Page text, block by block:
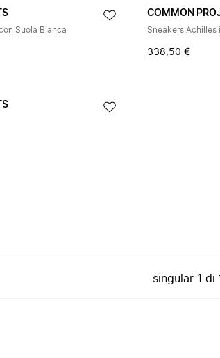
Suola Bianca
COMMON
Sneakers Achilles
338,50 €
singular 1 di